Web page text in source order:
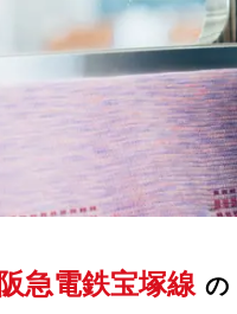
阪急電鉄宝塚線 の